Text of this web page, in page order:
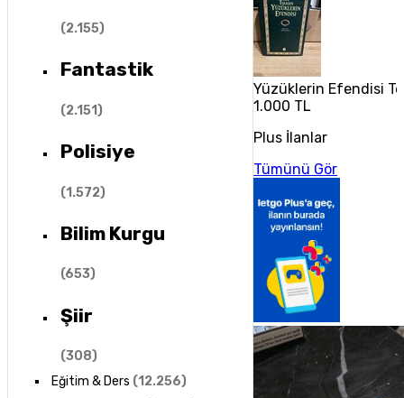
(2.155)
Fantastik
(2.151)
Polisiye
(1.572)
Bilim Kurgu
(653)
Şiir
(308)
Eğitim & Ders (12.256)
Yüzüklerin Efendisi
1.000 TL
Plus İlanlar
Tümünü Gör